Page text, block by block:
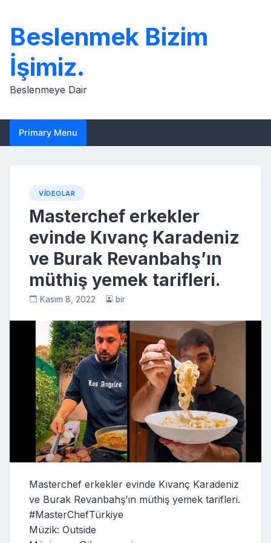
content
Beslenmek Bizim
İşimiz.
Beslenmeye Dair
Primary Menu
VIDEOLAR
Masterchef erkekler
evinde Kıvanç Karadeniz
ve Burak Revanbahş’ın
müthiş yemek tarifleri.
Kasım 8, 2022 bir
Masterchef erkekler evinde Kıvanç Karadeniz
ve Burak Revanbahş’ın müthiş yemek tarifleri.
#MasterChefTürkiye
Müzik: Outside